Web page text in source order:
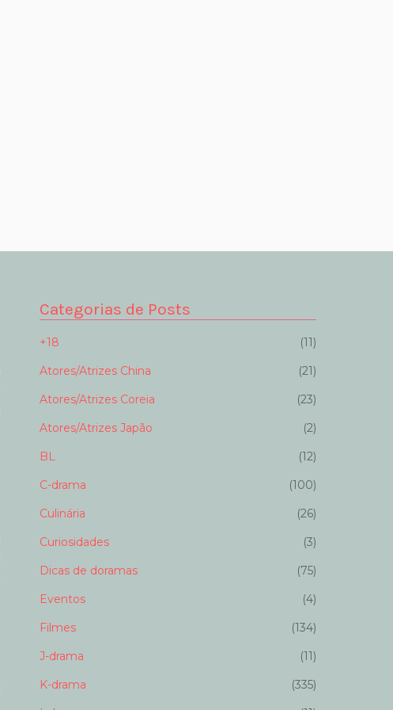
Categorias de Posts
+18
(11)
Atores/Atrizes China
(21)
Atores/Atrizes Coreia
(23)
Atores/Atrizes Japão
(2)
BL
(12)
C-drama
(100)
Culinária
(26)
Curiosidades
(3)
Dicas de doramas
(75)
Eventos
(4)
Filmes
(134)
J-drama
(11)
K-drama
(335)